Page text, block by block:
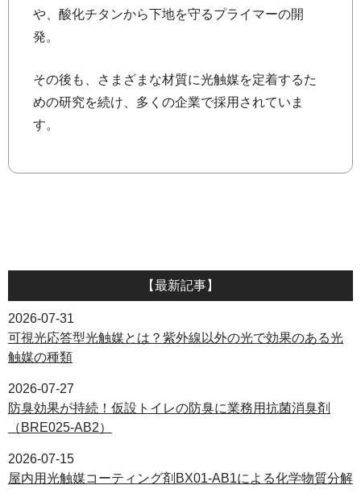
や、酸化チタンから下地を守るプライマーの開
発。
その後も、さまざまな材質に光触媒を定着するた
めの研究を続け、多くの企業で採用されていま
す。
【最新記事】
2026-07-31
可視光応答型光触媒とは？紫外線以外の光で効果のある光
触媒の種類
2026-07-27
防臭効果が持続！仮設トイレの防臭に業務用抗菌消臭剤
（BRE025-AB2）
2026-07-15
屋内用光触媒コーティング剤BX01-AB1による化学物質分解